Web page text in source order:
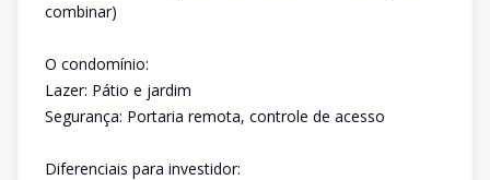
combinar)
O condomínio:
Lazer: Pátio e jardim
Segurança: Portaria remota, controle de acesso
Diferenciais para investidor: